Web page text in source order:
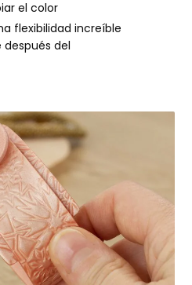
el color
flexibilidad increíble
del